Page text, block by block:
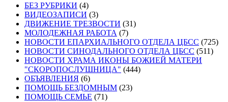
БЕЗ РУБРИКИ (4)
ВИДЕОЗАПИСИ (3)
ДВИЖЕНИЕ ТРЕЗВОСТИ (31)
МОЛОДЕЖНАЯ РАБОТА (7)
НОВОСТИ ЕПАРХИАЛЬНОГО ОТДЕЛА ЦБСС (725)
НОВОСТИ СИНОДАЛЬНОГО ОТДЕЛА ЦБСС (511)
НОВОСТИ ХРАМА ИКОНЫ БОЖИЕЙ МАТЕРИ
"СКОРОПОСЛУШНИЦА" (444)
ОБЪЯВЛЕНИЯ (6)
ПОМОЩЬ БЕЗДОМНЫМ (23)
ПОМОЩЬ СЕМЬЕ (71)